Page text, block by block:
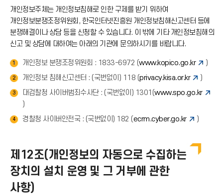
개인정보주체는 개인정보침해로 인한 구제를 받기 위하여
개인정보분쟁조정위원회, 한국인터넷진흥원 개인정보침해신고센터 등에
분쟁해결이나 상담 등을 신청할 수 있습니다. 이 밖에 기타 개인정보침해의
신고 및 상담에 대하여는 아래의 기관에 문의하시기를 바랍니다.
1 개인정보 분쟁조정위원회 : 1833-6972 (www.kopico.go.kr )
2 개인정보 침해신고센터 : (국번없이) 118 (privacy.kisa.or.kr )
3 대검찰청 사이버범죄수사단 : (국번없이) 1301(www.spo.go.kr
)
4 경찰청 사이버안전국 : (국번없이) 182 (ecrm.cyber.go.kr )
제12조(개인정보의 자동으로 수집하는
장치의 설치 운영 및 그 거부에 관한
사항)